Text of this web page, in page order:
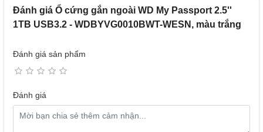
Lên lịch sao lưu các tệp quý giá của bạn dễ dàng hơn với
phần mềm Acronis® True Image™ for Western Digital đi
và bảo vệ hệ thống máy tính của bạn khỏi mất dữ liệu do
Giúp bảo vệ các tệp của bạn khỏi sự truy cập trái phép ở
nhà hoặc khi đi xa. Sử dụng phần mềm đi kèm của chúng
Đánh giá Ổ cứng gắn ngoài WD My Passport 2.5''
1TB USB3.2 - WDBYVG0010BWT-WESN, màu trắng
Đánh giá sản phẩm
Đánh giá